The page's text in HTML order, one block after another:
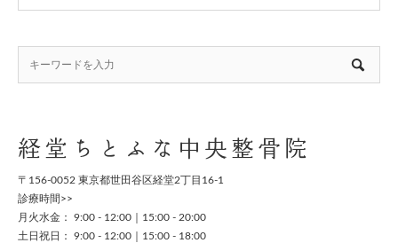
経堂ちとふな中央整骨院
〒156-0052 東京都世田谷区経堂2丁目16-1
診療時間>>
月火水金： 9:00 - 12:00｜15:00 - 20:00
土日祝日： 9:00 - 12:00｜15:00 - 18:00